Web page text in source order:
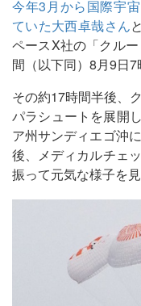
今年3月から国際宇
ていた大西卓哉さん
ペースX社の「クル
間（以下同）8月9日7
その約17時間半後、
パラシュートを展開
ア州サンディエゴ沖
後、メディカルチェ
振って元気な様子を見